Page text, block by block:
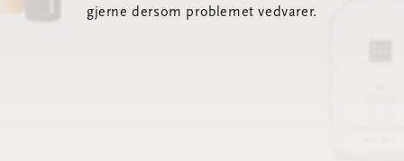
gjerne dersom problemet vedvarer.